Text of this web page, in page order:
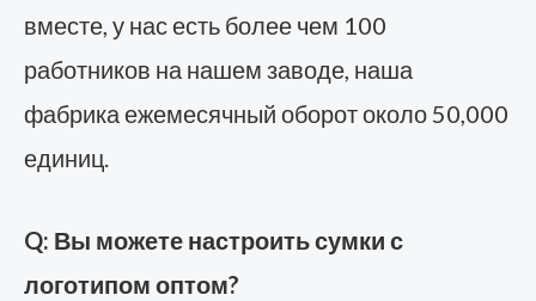
вместе, у нас есть более чем 100
работников на нашем заводе, наша
фабрика ежемесячный оборот около 50,000
единиц.
Q: Вы можете настроить сумки с
логотипом оптом?